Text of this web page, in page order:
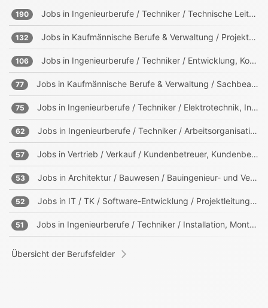
190 Jobs in Ingenieurberufe / Techniker / Technische Leitung, Projektleitung
132 Jobs in Kaufmännische Berufe & Verwaltung / Projektmanagement, Projektleitung
106 Jobs in Ingenieurberufe / Techniker / Entwicklung, Konstruktion, Produktmanagement
77 Jobs in Kaufmännische Berufe & Verwaltung / Sachbearbeitung und Verwaltung
75 Jobs in Ingenieurberufe / Techniker / Elektrotechnik, Informationstechnik, Mechatronik
62 Jobs in Ingenieurberufe / Techniker / Arbeitsorganisation, Prozessorganisation
57 Jobs in Vertrieb / Verkauf / Kundenbetreuer, Kundenberater
53 Jobs in Architektur / Bauwesen / Bauingenieur- und Vermessungswesen
52 Jobs in IT / TK / Software-Entwicklung / Projektleitung, -management
51 Jobs in Ingenieurberufe / Techniker / Installation, Montage, Wartung
Übersicht der Berufsfelder